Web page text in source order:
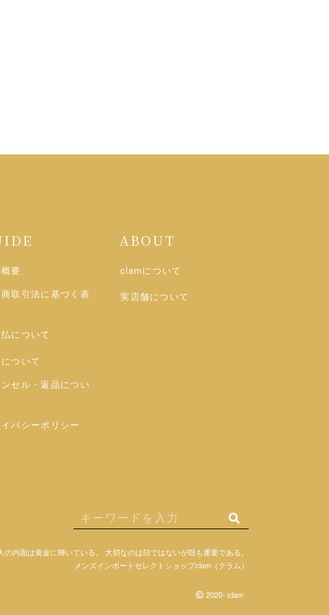
要
取引法に基づく表
について
ついて
セル・返品につい
バシーポリシー
ABOUT
clamについて
実店舗について
人の内面は黄金に輝いている。
大切なのは殻ではないが殻も重要である。
メンズインポートセレクトショップclam（クラム）
2020- clam